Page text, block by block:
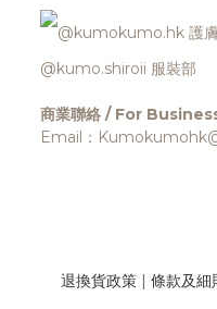
@kumokumo.hk 護
@kumo.shiroii 服裝部
商業聯絡 / For
Email：
退換貨政策| 條款及細